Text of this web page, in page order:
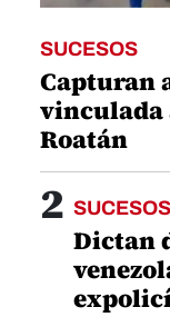
SUCESOS
Capturan
vinculada
Roatán
2 SUCESOS
Dictan